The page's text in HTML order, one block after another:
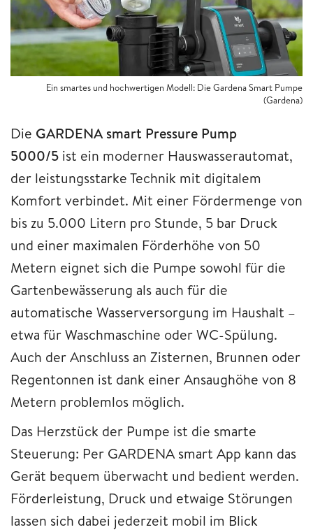
Ein smartes und hochwertigen Modell: Die Gardena Smart Pumpe
(Gardena)
Die GARDENA smart Pressure Pump
5000/5 ist ein moderner Hauswasserautomat,
der leistungsstarke Technik mit digitalem
Komfort verbindet. Mit einer Fördermenge von
bis zu 5.000 Litern pro Stunde, 5 bar Druck
und einer maximalen Förderhöhe von 50
Metern eignet sich die Pumpe sowohl für die
Gartenbewässerung als auch für die
automatische Wasserversorgung im Haushalt –
etwa für Waschmaschine oder WC-Spülung.
Auch der Anschluss an Zisternen, Brunnen oder
Regentonnen ist dank einer Ansaughöhe von 8
Metern problemlos möglich.
Das Herzstück der Pumpe ist die smarte
Steuerung: Per GARDENA smart App kann das
Gerät bequem überwacht und bedient werden.
Förderleistung, Druck und etwaige Störungen
lassen sich dabei jederzeit mobil im Blick